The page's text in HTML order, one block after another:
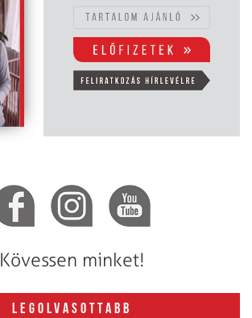
Kövessen minket!
LEGOLVASOTTABB